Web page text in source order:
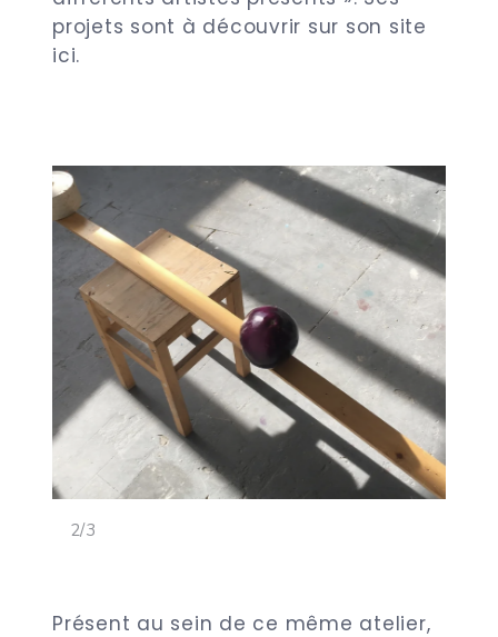
projets sont à découvrir sur son site
ici.
2/3
Présent au sein de ce même atelier,